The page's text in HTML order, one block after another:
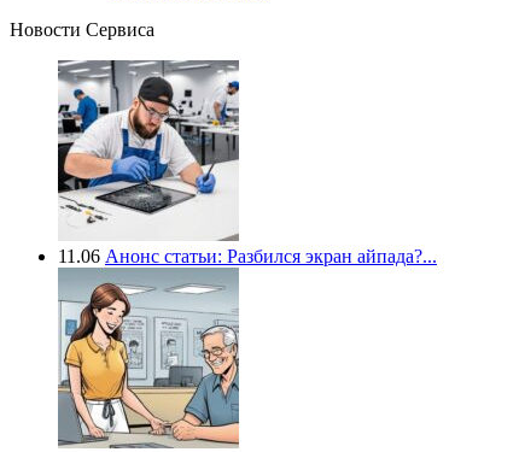
Новости Сервиса
11.06 Анонс статьи: Разбился экран айпада?...